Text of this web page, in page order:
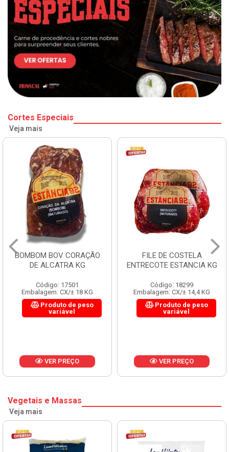
Cortes Especiais
Veja mais
BOMBOM BOV CORAÇÃO
DE ALCATRA KG
Código: 17501
Embalagem: CX/± 18 KG
Produto de peso
variável
VER PREÇO
FILE DE COSTELA
ENTRECOTE ESTANCIA KG
Código: 18299
Embalagem: CX/± 14,4 KG
Produto de peso
variável
VER PREÇO
Vegetais e Massas
Veja mais